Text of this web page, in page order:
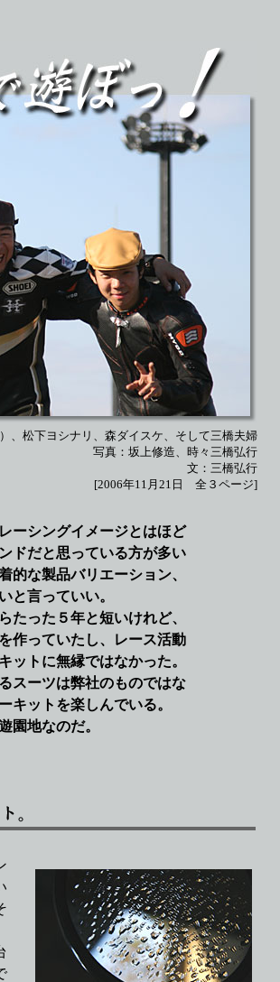
、松下ヨシナリ、森ダイスケ、そして三橋夫婦
写真：坂上修造、時々三橋弘行
文：三橋弘行
[2006年11月21日 全３ページ]
ーシングイメージとはほど
ドだと思っている方が多い
的な製品バリエーション、
と言っていい。
った５年と短いけれど、
作っていたし、レース活動
ットに無縁ではなかった。
スーツは弊社のものではな
キットを楽しんでいる。
園地なのだ。